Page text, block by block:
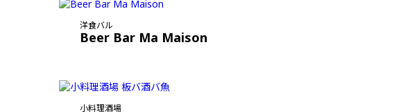
洋食バル
Beer Bar Ma Maison
小料理酒場